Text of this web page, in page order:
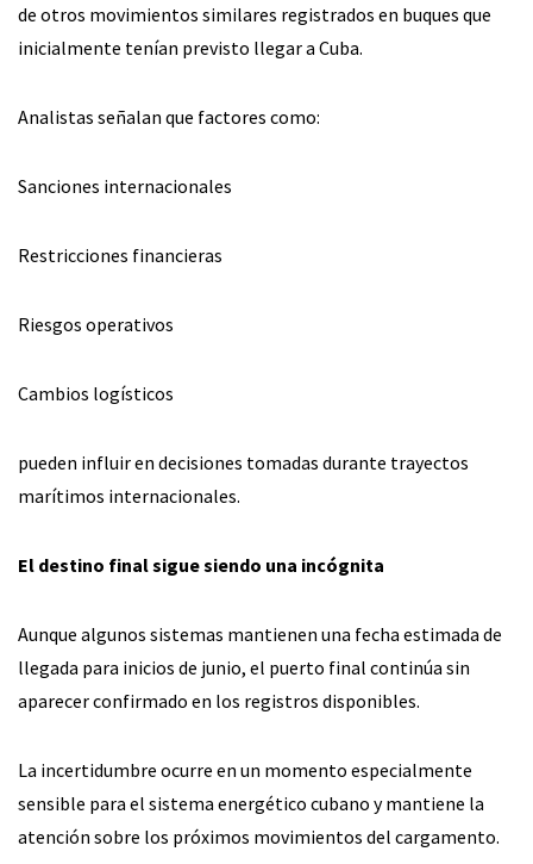
de otros movimientos similares registrados en buques que
inicialmente tenían previsto llegar a Cuba.
Analistas señalan que factores como:
Sanciones internacionales
Restricciones financieras
Riesgos operativos
Cambios logísticos
pueden influir en decisiones tomadas durante trayectos
marítimos internacionales.
El destino final sigue siendo una incógnita
Aunque algunos sistemas mantienen una fecha estimada de
llegada para inicios de junio, el puerto final continúa sin
aparecer confirmado en los registros disponibles.
La incertidumbre ocurre en un momento especialmente
sensible para el sistema energético cubano y mantiene la
atención sobre los próximos movimientos del cargamento.